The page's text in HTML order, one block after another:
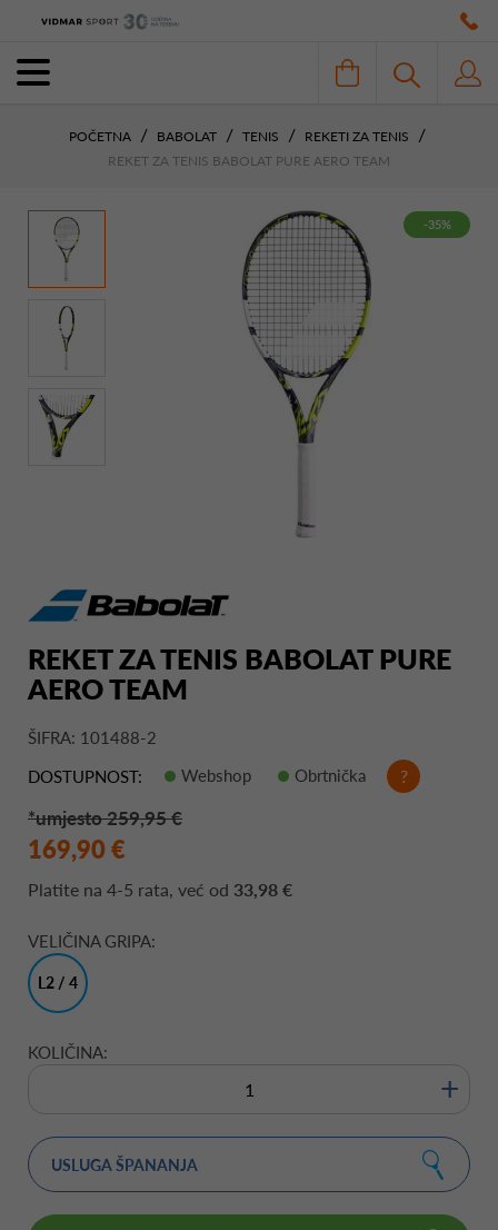
POČETNA BABOLAT TENIS
REKETI ZA TENIS
REKET ZA TENIS BABOLAT PURE AERO TEAM
-35%
REKET ZA TENIS BABOLAT PURE
AERO TEAM
ŠIFRA: 101488-2
DOSTUPNOST:
Webshop Obrtnička ?
*umjesto 259,95 €
169,90 €
Platite na 4-5 rata, već od 33,98 €
VELIČINA GRIPA:
L2 / 4
KOLIČINA:
+
USLUGA ŠPANANJA